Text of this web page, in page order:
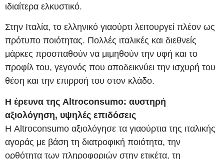
ιδιαίτερα ελκυστικό.
Στην Ιταλία, το ελληνικό γιαούρτι λειτουργεί πλέον ως
πρότυπο ποιότητας. Πολλές ιταλικές και διεθνείς
μάρκες προσπαθούν να μιμηθούν την υφή και το
προφίλ του, γεγονός που αποδεικνύει την ισχυρή του
θέση και την επιρροή του στον κλάδο.
Η έρευνα της Altroconsumo: αυστηρή
αξιολόγηση, υψηλές επιδόσεις
Η Altroconsumo αξιολόγησε τα γιαούρτια της ιταλικής
αγοράς με βάση τη διατροφική ποιότητα, την
ορθότητα των πληροφοριών στην ετικέτα, τη